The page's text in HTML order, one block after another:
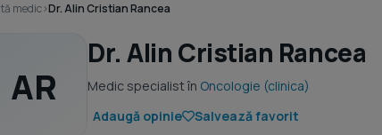
medic›Dr. Alin Cristian Rancea
AR
Dr. Alin Cristian Rancea
Medic specialist în Oncologie (clinica)
Adaugă opinie
Salvează favorit